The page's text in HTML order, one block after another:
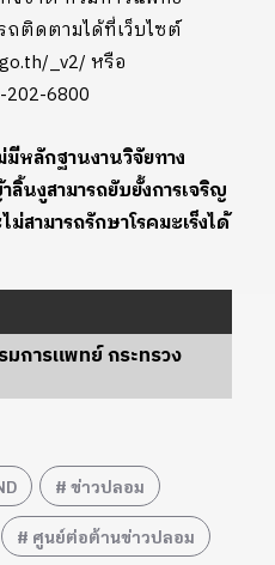
ถติดตามได้ที่เว็บไซต์
_v2/ หรือ
202-6800
หลักฐานงานวิจัยทาง
งูสามารถยับยั้งการเจริญ
สามารถรักษาโรคมะเร็งได้
มการแพทย์ กระทรวง
ข่าวปลอม
ศูนย์ต่อต้านข่าวปลอม